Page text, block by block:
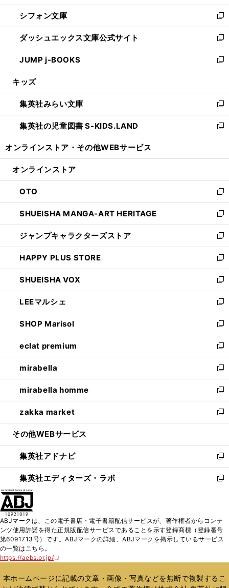
開
く
ウ
で
開
く
ウ
ィ
ン
ド
ウ
で
開
し
い
ウ
ィ
ン
ド
ウ
開
く
シフォン文庫
新
し
い
ウ
ィ
ン
ウ
で
開
く
ダッシュエックス文庫公式サイト
新
し
い
ウ
ン
ド
ウ
で
JUMP j-BOOKS
新
し
ウ
ィ
ン
ド
開
キッズ
集英社みらい文庫
新
し
い
ン
ウ
で
開
く
集英社の児童図書 S-KIDS.LAND
新
ウ
ン
ド
ウ
で
開
く
オンラインストア・ その他WEBサービス
オンラインストア
OTO
新
し
い
ウ
ィ
ン
ド
ウ
で
開
く
SHUEISHA MANGA-ART HERITAGE
新
し
い
ウ
ィ
ン
ド
ウ
で
開
く
ジャンプキャラクターズストア
新
し
い
ウ
ィ
ン
ド
ウ
で
開
く
HAPPY PLUS STORE
新
し
い
ウ
ィ
ン
ド
ウ
で
開
く
SHUEISHA VOX
新
し
い
ウ
ィ
ン
ド
ウ
で
開
く
LEEマルシェ
新
し
い
ウ
ィ
ン
ド
ウ
で
開
く
SHOP Marisol
新
し
い
ウ
ィ
ン
ド
ウ
で
開
eclat premium
新
し
い
ウ
ィ
ン
ド
ウ
開
く
mirabella
新
し
い
ウ
ィ
ン
ウ
で
開
く
mirabella homme
新
し
い
ウ
ン
ド
ウ
で
zakka market
新
し
ウ
ィ
ン
ド
く
その他WEBサービス
集英社アドナビ
新
し
い
ド
ウ
で
集英社エディターズ・ラボ
新
ィ
ン
ド
開
ABJマークは、この電子書店・電子書籍配信サービスが、著作権者からコンテ
ンツ使用許諾を得た正規版配信サービスであることを示す登録商標（登録番号
第6091713号）です。ABJマークの詳細、ABJマークを掲示しているサービス
の一覧はこちら。
https://aebs.or.jp/
新
い
ウ
本ホームページに記載の文章・画像・写真などを無断で複製するこ